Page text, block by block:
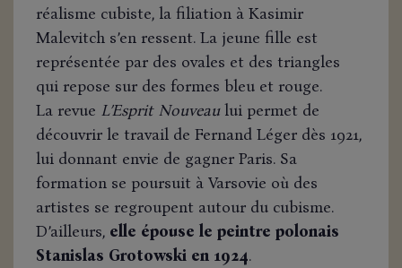
réalisme cubiste, la filiation à Kasimir
Malevitch s’en ressent. La jeune fille est
représentée par des ovales et des triangles
qui repose sur des formes bleu et rouge.
La revue L’Esprit Nouveaului permet de
découvrir le travail de Fernand Léger dès 1921,
lui donnant envie de gagner Paris. Sa
formation se poursuit à Varsovie où des
artistes se regroupent autour du cubisme.
D’ailleurs, elle épouse le peintre polonais
Stanislas Grotowski en 1924.